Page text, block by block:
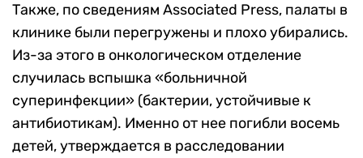
Также, по сведениям Associated Press, палаты в
клинике были перегружены и плохо убирались.
Из-за этого в онкологическом отделение
случилась вспышка «больничной
суперинфекции» (бактерии, устойчивые к
антибиотикам). Именно от нее погибли восемь
детей, утверждается в расследовании